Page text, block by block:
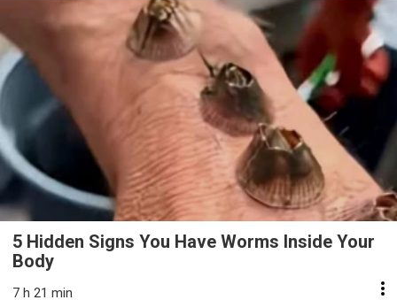
5 Hidden Signs You Have Worms Inside Your
Body
7 h 21 min